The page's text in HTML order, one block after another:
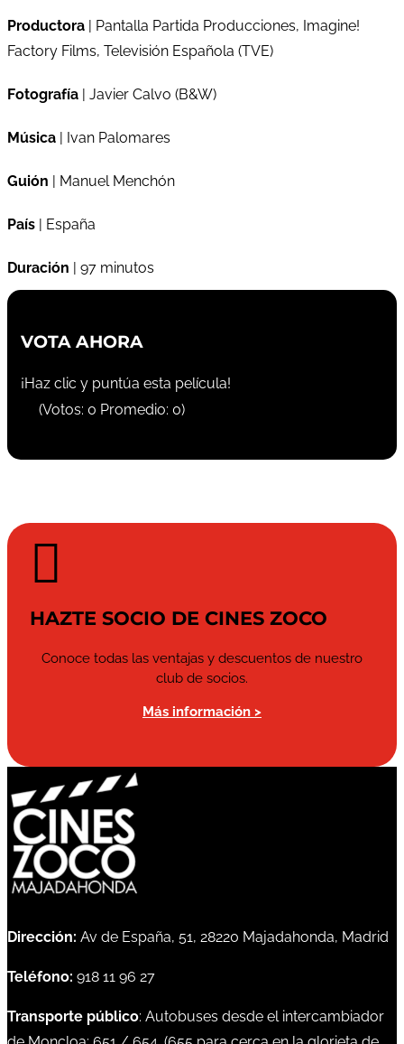
Productora | Pantalla Partida Producciones, Imagine!
Factory Films, Televisión Española (TVE)
Fotografía | Javier Calvo (B&W)
Música | Ivan Palomares
Guión | Manuel Menchón
País | España
Duración | 97 minutos
VOTA AHORA
¡Haz clic y puntúa esta película!
(Votos: 0 Promedio: 0)

HAZTE SOCIO DE CINES ZOCO
Conoce todas las ventajas y descuentos de nuestro
club de socios.
Más información >
Dirección: Av de España, 51, 28220 Majadahonda, Madrid
Teléfono: 918 11 96 27
Transporte público: Autobuses desde el intercambiador